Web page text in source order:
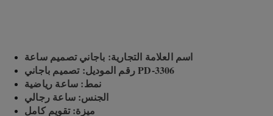
اسم العلامة التجارية: باجاني تصميم ساعة
رقم الموديل: تصميم باجاني PD-3306
نمط: ساعة رياضية
الجنس: ساعة رجالي
ميزة: تقويم كامل